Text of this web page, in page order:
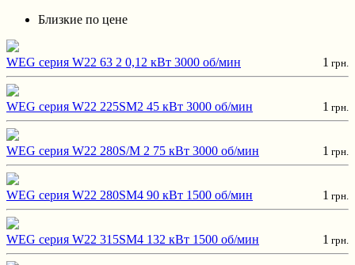
Близкие по цене
WEG серия W22 63 2 0,12 кВт 3000 об/мин 1 грн.
WEG серия W22 225SM2 45 кВт 3000 об/мин 1 грн.
WEG серия W22 280S/M 2 75 кВт 3000 об/мин 1 грн.
WEG серия W22 280SM4 90 кВт 1500 об/мин 1 грн.
WEG серия W22 315SM4 132 кВт 1500 об/мин 1 грн.